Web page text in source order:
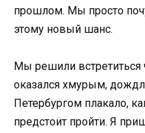
прошлом. Мы просто
этому новый шанс.
Мы решили встретиться
оказался хмурым,
Петербургом плакало,
предстоит пройти. Я